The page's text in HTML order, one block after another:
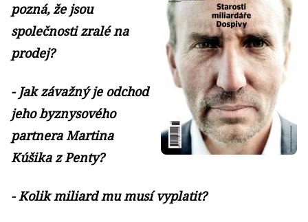
pozná, že jsou
společnosti zralé na
prodej?
- Jak závažný je odchod
jeho byznysového
partnera Martina
Kúšika z Penty?
- Kolik miliard mu musí vyplatit?